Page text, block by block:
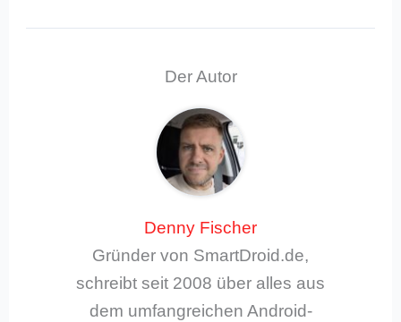
Der Autor
Denny Fischer
Gründer von SmartDroid.de,
schreibt seit 2008 über alles aus
dem umfangreichen Android-